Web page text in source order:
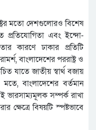
মতো দেশগুলোরও বিশেষ
প্রতিযোগিতা এবং ইন্দো-
কারণে ঢাকার প্রতিটি
বাংলাদেশের পররাষ্ট্র ও
যাতে জাতীয় স্বার্থ বজায়
বাংলাদেশের বর্তমান
ভারসাম্যমূলক সম্পর্ক রাখা
ক্ষেত্রে বিষয়টি স্পষ্টভাবে